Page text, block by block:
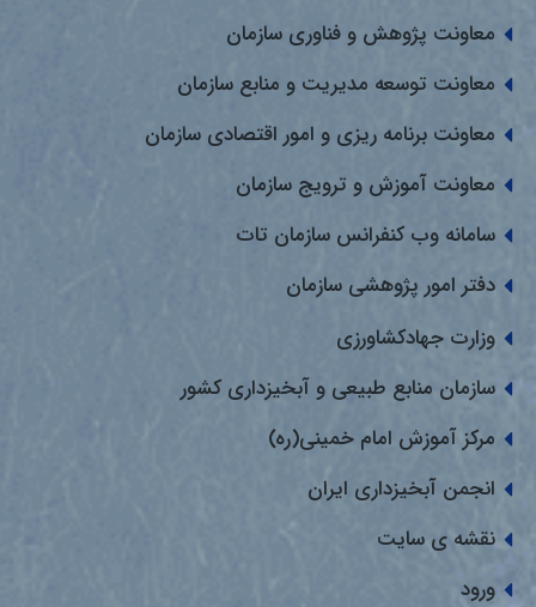
معاونت پژوهش و فناوری سازمان
معاونت توسعه مدیریت و منابع سازمان
معاونت برنامه ریزی و امور اقتصادی سازمان
معاونت آموزش و ترویج سازمان
سامانه وب کنفرانس سازمان تات
دفتر امور پژوهشی سازمان
وزارت جهادکشاورزی
سازمان منابع طبیعی و آبخیزداری کشور
مرکز آموزش امام خمینی(ره)
انجمن آبخیزداری ایران
نقشه ی سایت
ورود